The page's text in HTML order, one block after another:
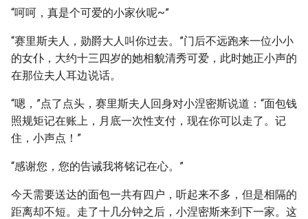
“呵呵，真是个可爱的小家伙呢~”
“赛里斯夫人，勋爵大人叫你过去。”门后不远跑来一位小小
的女仆，大约十三四岁的她相貌清秀可爱，此时她正小声的
在那位夫人耳边说话。
“嗯，”点了点头，赛里斯夫人回身对小涅密斯说道：“面包钱
照规矩记在账上，月底一次性支付，现在你可以走了。记
住，小声点！”
“感谢您，您的告诫我将铭记在心。”
今天需要送达的面包一共有四户，听起来不多，但是相隔的
距离却不短。走了十几分钟之后，小涅密斯来到下一家。这